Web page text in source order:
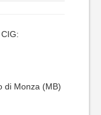
di Monza (MB)